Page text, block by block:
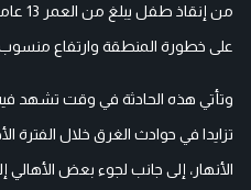
من
على خطورة المنطقة وارتفاع
وتأتي هذه الحادثة في وقت تشهد
تزايدا في حوادث الغرق خلال الفترة
الأنهار، إلى جانب لجوء بعض الأهالي